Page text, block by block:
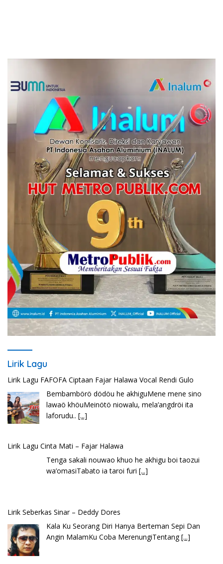
Lirik Lagu
Lirik Lagu FAFOFA Ciptaan Fajar Halawa Vocal Rendi Gulo
Bembambörö dödöu he akhiguMene mene sino
lawaö khöuMeinötö niowalu, mela’angdröi ita
laforudu.. [...]
Lirik Lagu Cinta Mati – Fajar Halawa
Tenga sakali nouwao khuo he akhigu boi taozui
wa’omasiTabato ia taroi furi [...]
Lirik Seberkas Sinar – Deddy Dores
Kala Ku Seorang Diri Hanya Berteman Sepi Dan
Angin MalamKu Coba MerenungiTentang[...]